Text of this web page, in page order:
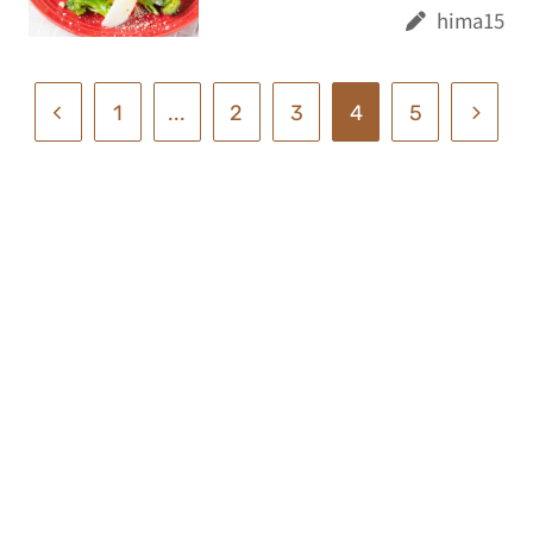
hima15
1 ... 2 3 4 5